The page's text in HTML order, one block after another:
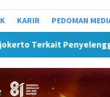
KARIR PEDOMAN
Infrastruktur